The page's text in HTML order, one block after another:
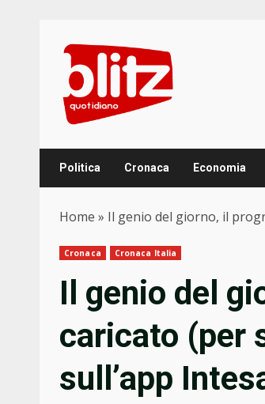
content
Politica Cronaca Economia
Home » Il genio del giorno, il
Cronaca Cronaca Italia
Il genio del
caricato (per
sull’app